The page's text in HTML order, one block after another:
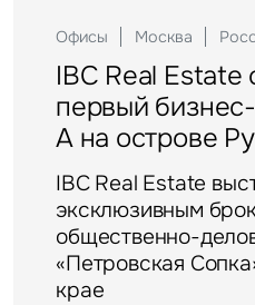
Офисы Москва
IBC Real Estate
первый
А на острове
IBC Real Estate
эксклюзивным
общественно-
«Петровская
крае